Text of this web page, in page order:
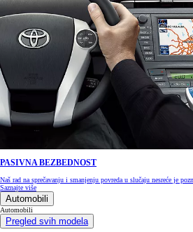
PASIVNA BEZBEDNOST
Naš rad na sprečavanju i smanjenju povreda u slučaju nesreće je
Saznajte više
Automobili
Automobili
Pregled svih modela